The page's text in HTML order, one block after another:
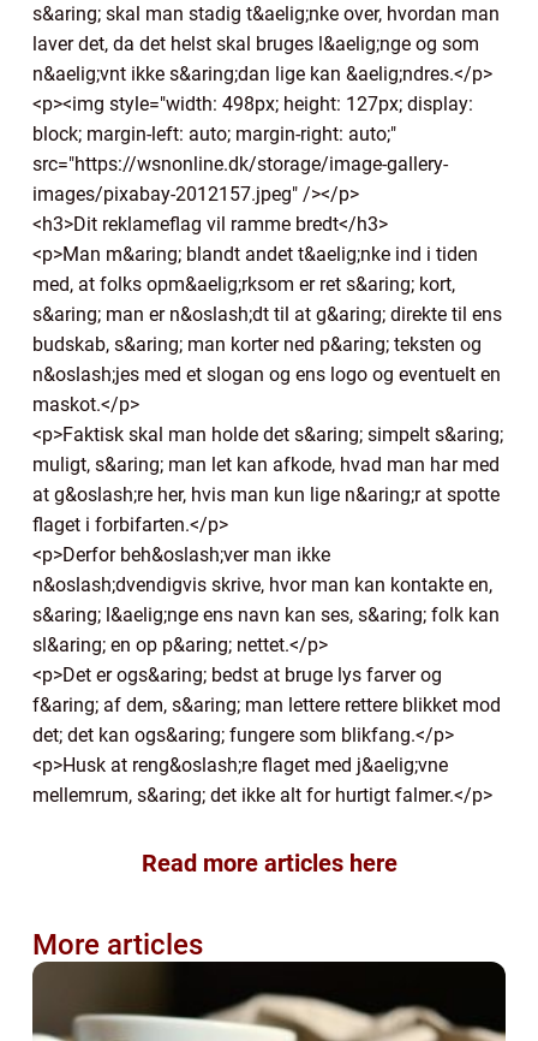
s&aring; skal man stadig t&aelig;nke over, hvordan man
laver det, da det helst skal bruges l&aelig;nge og som
n&aelig;vnt ikke s&aring;dan lige kan &aelig;ndres.</p>
<p><img style="width: 498px; height: 127px; display:
block; margin-left: auto; margin-right: auto;"
src="https://wsnonline.dk/storage/image-gallery-
images/pixabay-2012157.jpeg" /></p>
<h3>Dit reklameflag vil ramme bredt</h3>
<p>Man m&aring; blandt andet t&aelig;nke ind i tiden
med, at folks opm&aelig;rksom er ret s&aring; kort,
s&aring; man er n&oslash;dt til at g&aring; direkte til ens
budskab, s&aring; man korter ned p&aring; teksten og
n&oslash;jes med et slogan og ens logo og eventuelt en
maskot.</p>
<p>Faktisk skal man holde det s&aring; simpelt s&aring;
muligt, s&aring; man let kan afkode, hvad man har med
at g&oslash;re her, hvis man kun lige n&aring;r at spotte
flaget i forbifarten.</p>
<p>Derfor beh&oslash;ver man ikke
n&oslash;dvendigvis skrive, hvor man kan kontakte en,
s&aring; l&aelig;nge ens navn kan ses, s&aring; folk kan
sl&aring; en op p&aring; nettet.</p>
<p>Det er ogs&aring; bedst at bruge lys farver og
f&aring; af dem, s&aring; man lettere rettere blikket mod
det; det kan ogs&aring; fungere som blikfang.</p>
<p>Husk at reng&oslash;re flaget med j&aelig;vne
mellemrum, s&aring; det ikke alt for hurtigt falmer.</p>
Read more articles here
More articles